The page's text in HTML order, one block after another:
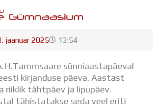
TV
jaanuar 2025 13:54
sünniaastapäeval
kirjanduse päeva. Aastast
riiklik tähtpäev ja lipupäev.
tähistatakse seda veel eriti